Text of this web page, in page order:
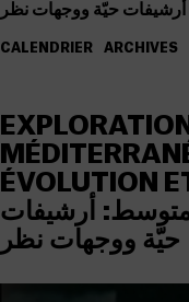
أرشيفات حيّة ووجهات نظر
CALENDRIER ARCHIVES
ÉVOLUTION
أرشيفات
حيّة ووجهات نظر